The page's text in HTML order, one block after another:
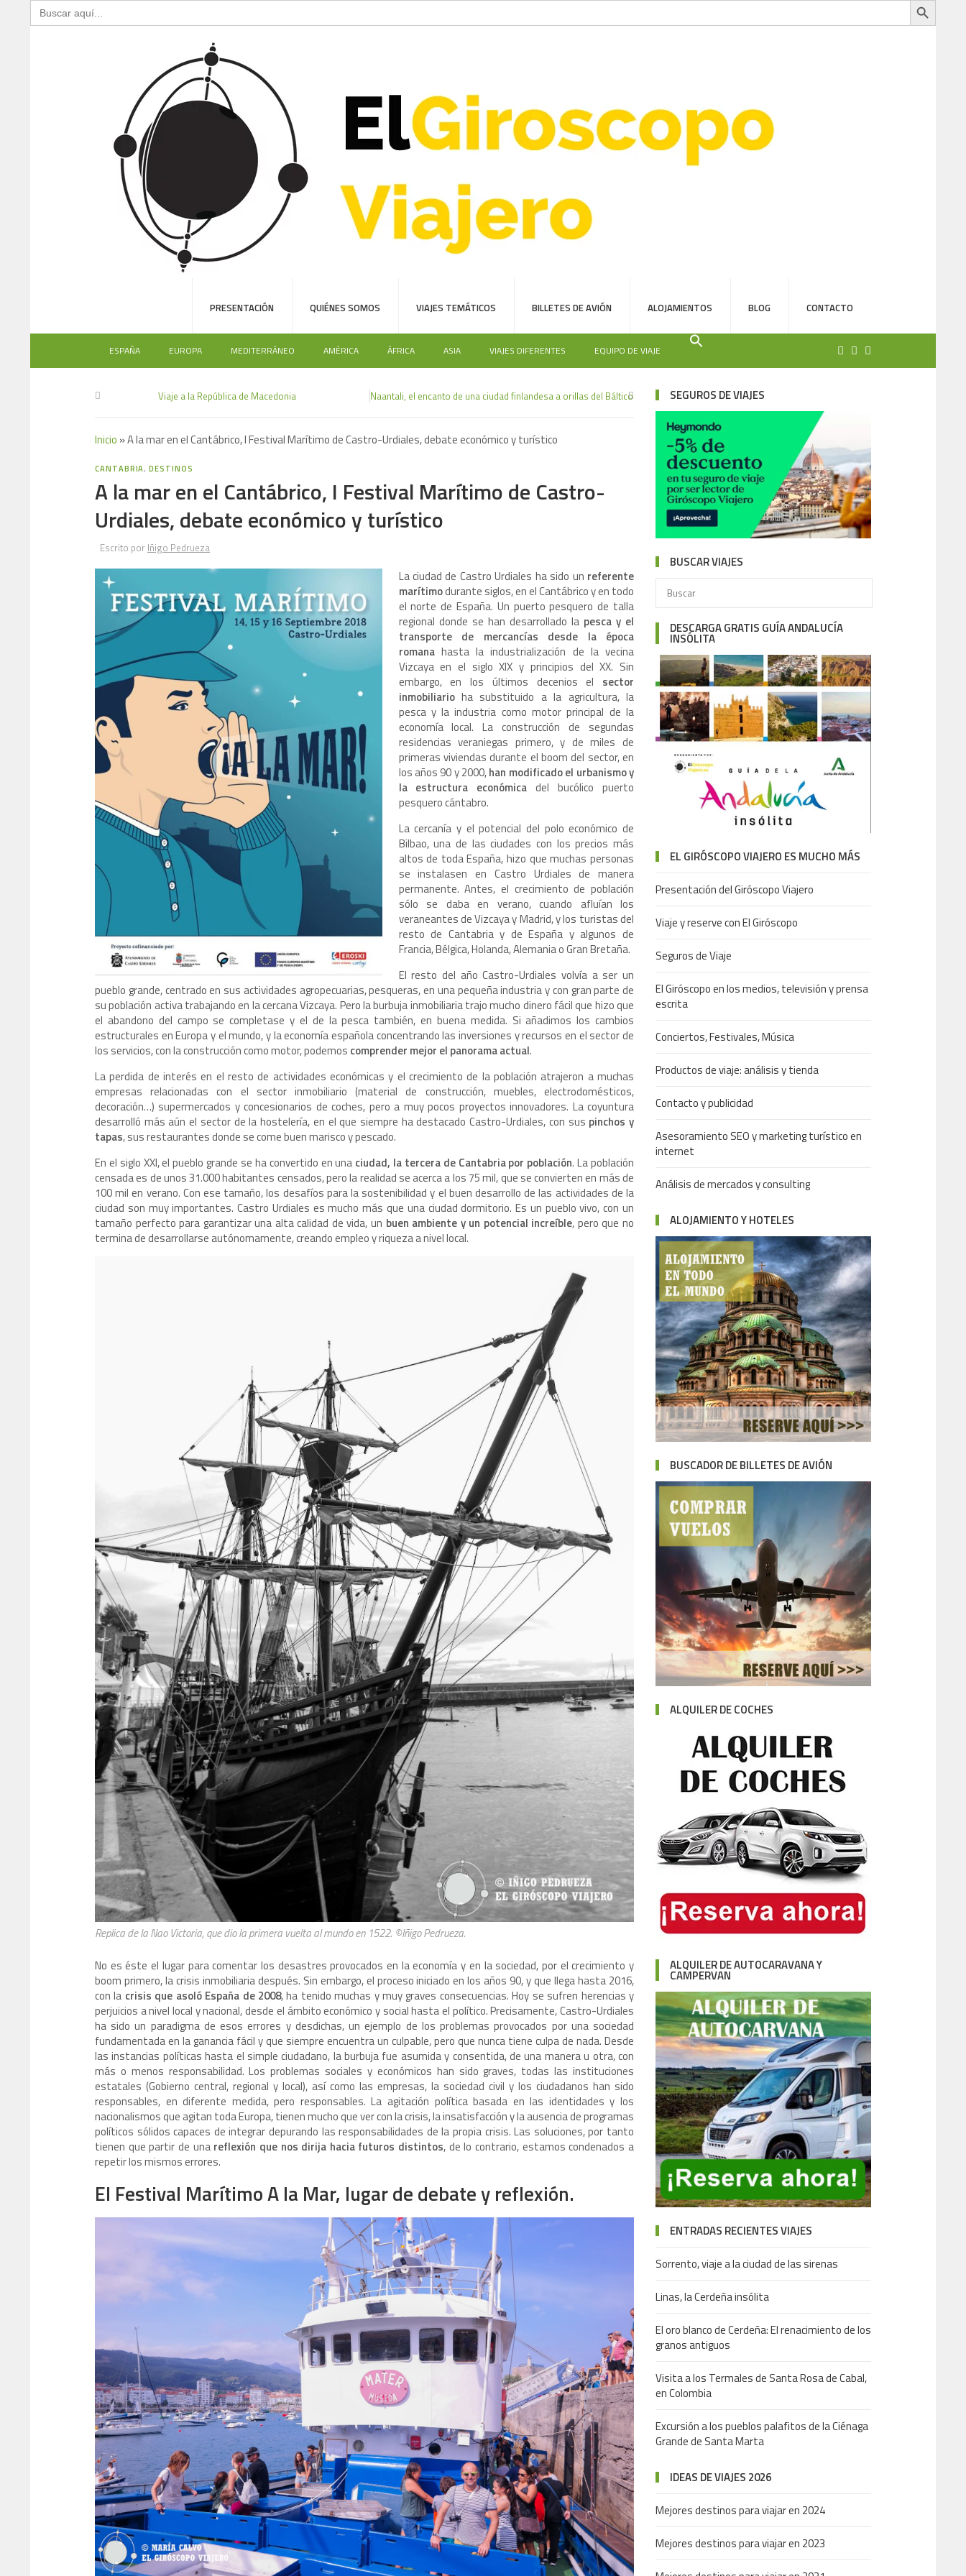
Buscar:
PRESENTACIÓN QUIÉNES SOMOS VIAJES TEMÁTICOS BILLETES DE AVIÓN ALOJAMIENTOS BLOG CONTACTO
ESPAÑA EUROPA MEDITERRÁNEO AMÉRICA ÁFRICA ASIA VIAJES DIFERENTES EQUIPO DE VIAJE
Viaje a la República de Macedonia Naantali, el encanto de una ciudad finlandesa a orillas del Báltico
Inicio »A la mar en el Cantábrico, I Festival Marítimo de Castro-Urdiales, debate económico y turístico
CANTABRIA,DESTINOS
A la mar en el Cantábrico, I Festival Marítimo de Castro-
Urdiales, debate económico y turístico
Escrito por Iñigo Pedrueza
La ciudad de Castro Urdiales ha sido un referente
marítimodurante siglos, en el Cantábrico y en todo
el norte de España. Un puerto pesquero de talla
regional donde se han desarrollado la pesca y el
transporte de mercancías desde la época
romanahasta la industrialización de la vecina
Vizcaya en el siglo XIX y principios del XX. Sin
embargo, en los últimos decenios el sector
inmobiliarioha substituido a la agricultura, la
pesca y la industria como motor principal de la
economía local. La construcción de segundas
residencias veraniegas primero, y de miles de
primeras viviendas durante el boom del sector, en
los años 90 y 2000,han modificado el urbanismo y
la estructura económica del bucólico puerto
pesquero cántabro.
La cercanía y el potencial del polo económico de
Bilbao, una de las ciudades con los precios más
altos de toda España, hizo que muchas personas
se instalasen en Castro Urdiales de manera
permanente. Antes, el crecimiento de población
sólo se daba en verano, cuando afluían los
veraneantes de Vizcaya y Madrid, y los turistas del
resto de Cantabria y de España y algunos de
Francia, Bélgica, Holanda, Alemania o Gran Bretaña.
El resto del año Castro-Urdiales volvía a ser un
pueblo grande, centrado en sus actividades agropecuarias, pesqueras, en una pequeña industria y con gran parte de
su población activa trabajando en la cercana Vizcaya. Pero la burbuja inmobiliaria trajo mucho dinero fácil que hizo que
el abandono del campo se completase y el de la pesca también, en buena medida. Si añadimos los cambios
estructurales en Europa y el mundo, y la economía española concentrando las inversiones y recursos en el sector de
los servicios, con la construcción como motor, podemos comprender mejor el panorama actual.
La perdida de interés en el resto de actividades económicas y el crecimiento de la población atrajeron a muchas
empresas relacionadas con el sector inmobiliario (material de construcción, muebles, electrodomésticos,
decoración…) supermercados y concesionarios de coches, pero a muy pocos proyectos innovadores. La coyuntura
desarrolló más aún el sector de la hostelería, en el que siempre ha destacado Castro-Urdiales, con sus pinchos y
tapas, sus restaurantes donde se come buen marisco y pescado.
En el siglo XXI, el pueblo grande se ha convertido en una ciudad, la tercera de Cantabria por población. La población
censada es de unos 31.000 habitantes censados, pero la realidad se acerca a los 75 mil, que se convierten en más de
100 mil en verano. Con ese tamaño, los desafíos para la sostenibilidad y el buen desarrollo de las actividades de la
ciudad son muy importantes. Castro Urdiales es mucho más que una ciudad dormitorio. Es un pueblo vivo, con un
tamaño perfecto para garantizar una alta calidad de vida, un buen ambiente y un potencial increíble, pero que no
termina de desarrollarse autónomamente, creando empleo y riqueza a nivel local.
Replica de la Nao Victoria, que dio la primera vuelta al mundo en 1522. ©Iñigo Pedrueza.
No es éste el lugar para comentar los desastres provocados en la economía y en la sociedad, por el crecimiento y
boom primero, la crisis inmobiliaria después. Sin embargo, el proceso iniciado en los años 90, y que llega hasta 2016,
con la crisis que asoló España de 2008, ha tenido muchas y muy graves consecuencias. Hoy se sufren herencias y
perjuicios a nivel local y nacional, desde el ámbito económico y social hasta el político. Precisamente, Castro-Urdiales
ha sido un paradigma de esos errores y desdichas, un ejemplo de los problemas provocados por una sociedad
fundamentada en la ganancia fácil y que siempre encuentra un culpable, pero que nunca tiene culpa de nada. Desde
las instancias políticas hasta el simple ciudadano, la burbuja fue asumida y consentida, de una manera u otra, con
más o menos responsabilidad. Los problemas sociales y económicos han sido graves, todas las instituciones
estatales (Gobierno central, regional y local), así como las empresas, la sociedad civil y los ciudadanos han sido
responsables, en diferente medida, pero responsables. La agitación política basada en las identidades y los
nacionalismos que agitan toda Europa, tienen mucho que ver con la crisis, la insatisfacción y la ausencia de programas
políticos sólidos capaces de integrar depurando las responsabilidades de la propia crisis. Las soluciones, por tanto
tienen que partir de una reflexión que nos dirija hacia futuros distintos, de lo contrario, estamos condenados a
repetir los mismos errores.
El Festival Marítimo A la Mar, lugar de debate y reflexión.
SEGUROS DE VIAJES
BUSCAR VIAJES
DESCARGA GRATIS GUÍA ANDALUCÍA
INSÓLITA
EL GIRÓSCOPO VIAJERO ES MUCHO MÁS
Presentación del Giróscopo Viajero
Viaje y reserve con El Giróscopo
Seguros de Viaje
El Giróscopo en los medios, televisión y prensa
escrita
Conciertos, Festivales, Música
Productos de viaje: análisis y tienda
Contacto y publicidad
Asesoramiento SEO y marketing turístico en
internet
Análisis de mercados y consulting
ALOJAMIENTO Y HOTELES
BUSCADOR DE BILLETES DE AVIÓN
ALQUILER DE COCHES
ALQUILER DE AUTOCARAVANA Y
CAMPERVAN
ENTRADAS RECIENTES VIAJES
Sorrento, viaje a la ciudad de las sirenas
Linas, la Cerdeña insólita
El oro blanco de Cerdeña: El renacimiento de los
granos antiguos
Visita a los Termales de Santa Rosa de Cabal,
en Colombia
Excursión a los pueblos palafitos de la Ciénaga
Grande de Santa Marta
IDEAS DE VIAJES 2026
Mejores destinos para viajar en 2024
Mejores destinos para viajar en 2023